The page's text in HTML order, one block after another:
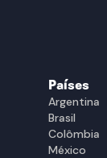
Países
Argentina
Brasil
Colômbia
México